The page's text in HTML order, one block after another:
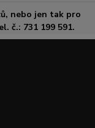
nebo jen tak pro
č.: 731 199 591.